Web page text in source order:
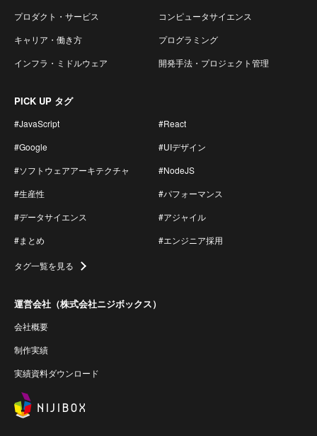
プロダクト・サービス
コンピュータサイエンス
キャリア・働き方
プログラミング
インフラ・ミドルウェア
開発手法・プロジェクト管理
PICK UP タグ
#JavaScript
#React
#Google
#UIデザイン
#ソフトウェアアーキテクチャ
#NodeJS
#生産性
#パフォーマンス
#データサイエンス
#アジャイル
#まとめ
#エンジニア採用
タグ一覧を見る
運営会社（株式会社ニジボックス）
会社概要
制作実績
実績資料ダウンロード